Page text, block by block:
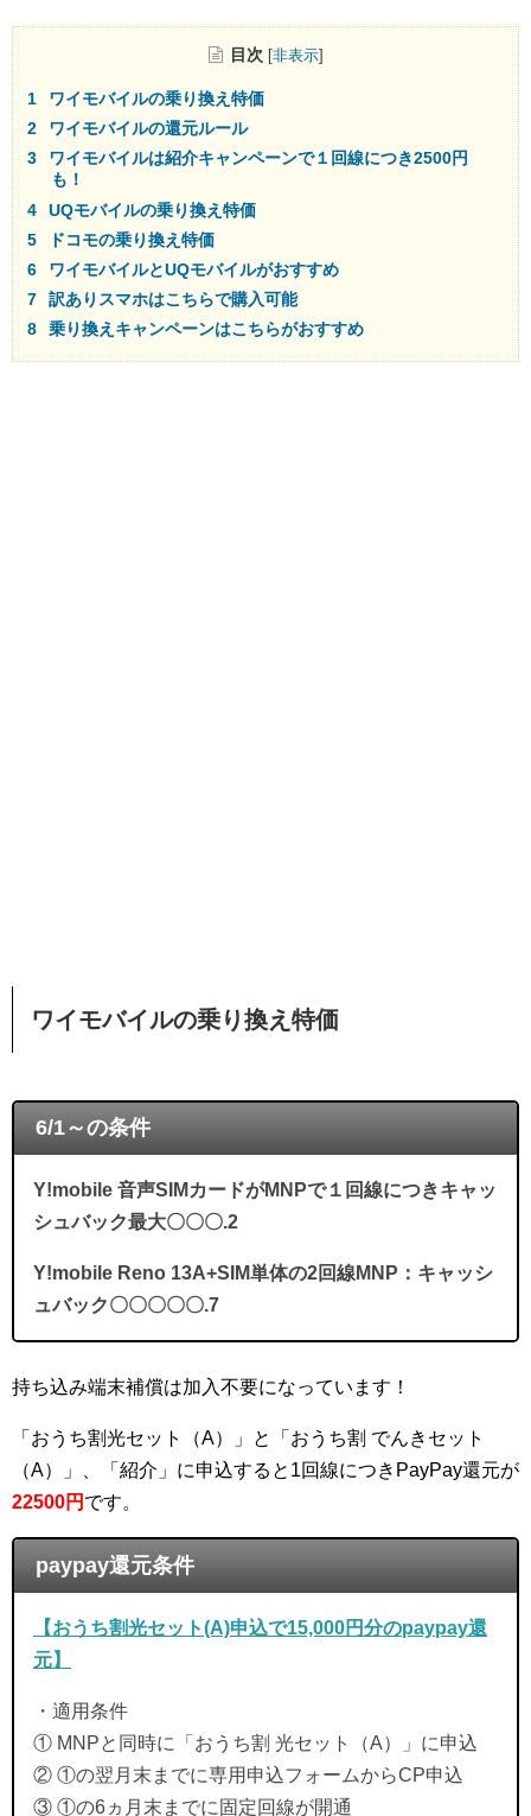
目次 [非表示]
ワイモバイルの乗り換え特価
ワイモバイルの還元ルール
ワイモバイルは紹介キャンペーンで１回線につき2500円
も！
UQモバイルの乗り換え特価
ドコモの乗り換え特価
ワイモバイルとUQモバイルがおすすめ
訳ありスマホはこちらで購入可能
乗り換えキャンペーンはこちらがおすすめ
ワイモバイルの乗り換え特価
6/1～の条件
Y!mobile 音声SIMカードがMNPで１回線につきキャッ
シュバック最大〇〇〇.2
Y!mobile Reno 13A+SIM単体の2回線MNP：キャッシ
ュバック〇〇〇〇〇.7
持ち込み端末補償は加入不要になっています！
「おうち割光セット（A）」と「おうち割 でんきセット
（A）」、「紹介」に申込すると1回線につきPayPay還元が
22500円 です。
paypay還元条件
【おうち割光セット(A)申込で15,000円分のpaypay還
元】
・適用条件
① MNPと同時に「おうち割 光セット（A）」に申込
② ①の翌月末までに専用申込フォームからCP申込
③ ①の6ヵ月末までに固定回線が開通